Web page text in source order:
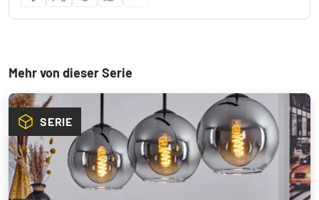
Mehr von dieser Serie
SERIE